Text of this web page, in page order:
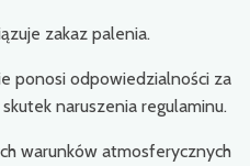
zakaz palenia.
ponosi odpowiedzialności za
naruszenia regulaminu.
warunków atmosferycznych